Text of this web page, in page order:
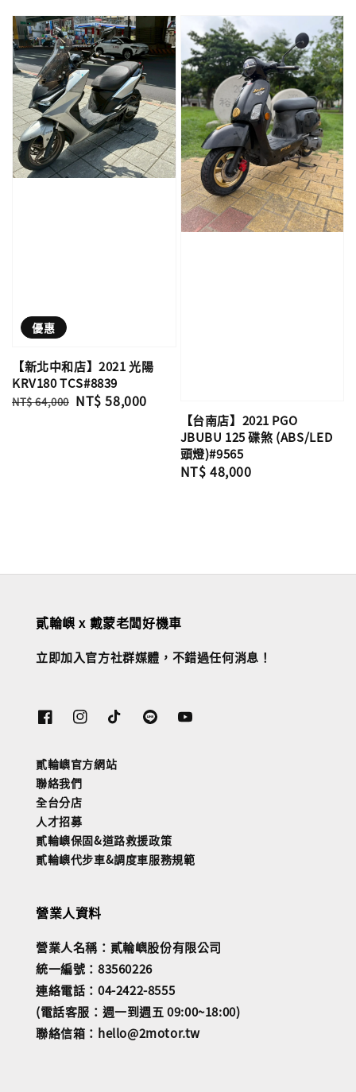
優惠
【新北中和店】2021 光陽
KRV180 TCS#8839
Regular
NT$ 64,000 Sale
NT$ 58,000
【台南店】2021 PGO
JBUBU 125 碟煞 (ABS/LED
頭燈)#9565
Regular
NT$ 48,000
貳輪嶼 x 戴蒙老闆好機車
立即加入官方社群媒體，不錯過任何消息！
貳輪嶼官方網站
聯絡我們
全台分店
人才招募
貳輪嶼保固&道路救援政策
貳輪嶼代步車&調度車服務規範
營業人資料
營業人名稱：貳輪嶼股份有限公司
統一編號：83560226
連絡電話：04-2422-8555
(電話客服：週一到週五 09:00~18:00)
聯絡信箱：hello@2motor.tw